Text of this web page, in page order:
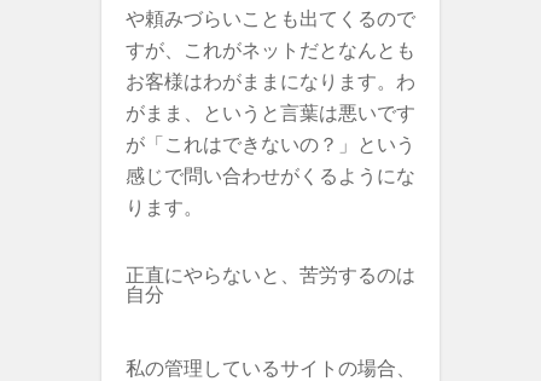
や頼みづらいことも出てくるので
すが、これがネットだとなんとも
お客様はわがままになります。わ
がまま、というと言葉は悪いです
が「これはできないの？」という
感じで問い合わせがくるようにな
ります。
正直にやらないと、苦労するのは
自分
私の管理しているサイトの場合、